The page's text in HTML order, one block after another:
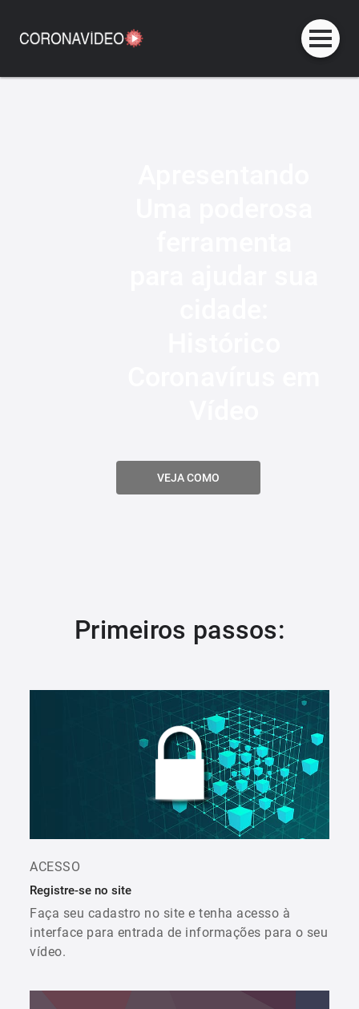
VEJA COMO
Primeiros passos:
ACESSO
Registre-se no site
Faça seu cadastro no site e tenha acesso à
interface para entrada de informações para o seu
vídeo.